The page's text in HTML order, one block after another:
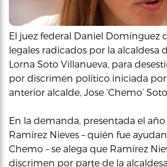
El juez federal Daniel Domínguez
legales radicados por la alcaldesa
Lorna Soto Villanueva, para
por discrimen político iniciada por
anterior alcalde, Jose ‘Chemo’
En la demanda, presentada el
Ramírez Nieves – quién fue
Chemo – se alega que Ramírez
discrimen por parte de la